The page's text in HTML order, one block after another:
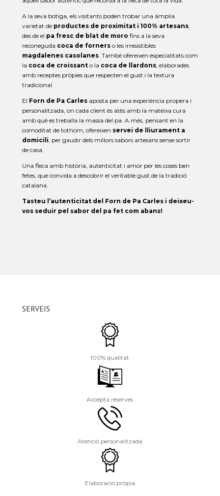
A la seva botiga, els visitants poden trobar una àmplia
varietat de productes de proximitat i 100% artesans,
des de el pa fresc de blat de moro fins a la seva
reconeguda coca de fornerso les irresistibles
magdalenes casolanes. També ofereixen especialitats com
la coca de croissanto la coca de llardons, elaborades
amb receptes pròpies que respecten el gust i la textura
tradicional.
El Forn de Pa Carlesaposta per una experiència propera i
personalitzada, on cada client és atès amb la mateixa cura
amb què es treballa la massa del pa. A més, pensant en la
comoditat de tothom, ofereixen servei de lliurament a
domicili, per gaudir dels millors sabors artesans sense sortir
de casa.
Una fleca amb història, autenticitat i amor per les coses ben
fetes, que convida a descobrir el veritable gust de la tradició
catalana.
Tasteu l’autenticitat del Forn de Pa Carles i deixeu-
vos seduir pel sabor del pa fet com abans!
SERVEIS
100% qualitat
Accepta reserves
Atenció personalitzada
Elaboració pròpia